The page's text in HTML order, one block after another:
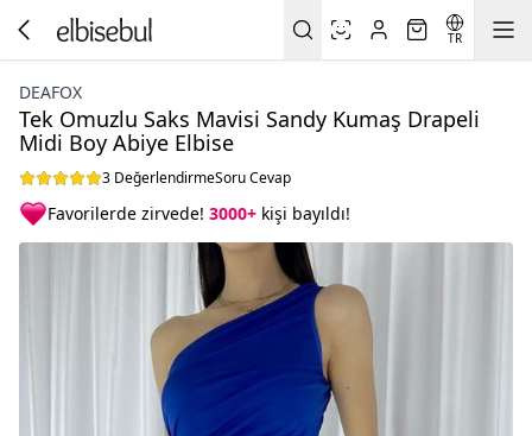
TR
DEAFOX
Tek Omuzlu Saks Mavisi Sandy Kumaş Drapeli
Midi Boy Abiye Elbise
3 DeğerlendirmeSoru Cevap
Favorilerde zirvede! 3000+ kişi bayıldı!